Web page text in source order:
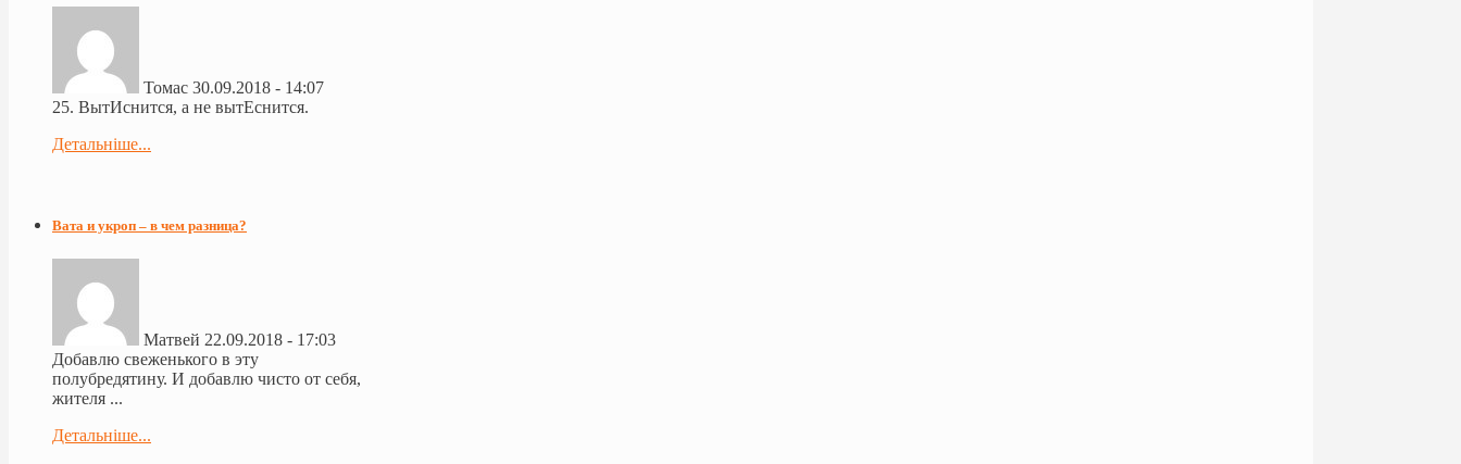
Томас 30.09.2018 - 14:07
25. ВытИснится, а не вытЕснится.
Детальніше...
Вата и укроп – в чем разница?
Матвей 22.09.2018 - 17:03
Добавлю свеженького в эту
полубредятину. И добавлю чисто от себя,
жителя ...
Детальніше...